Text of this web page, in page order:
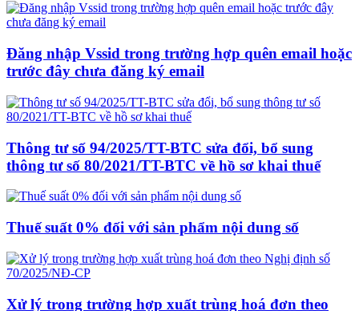
Đăng nhập Vssid trong trường hợp quên email hoặc
trước đây chưa đăng ký email
Thông tư số 94/2025/TT-BTC sửa đổi, bổ sung
thông tư số 80/2021/TT-BTC về hồ sơ khai thuế
Thuế suất 0% đối với sản phẩm nội dung số
Xử lý trong trường hợp xuất trùng hoá đơn theo